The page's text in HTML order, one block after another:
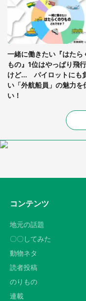
一緒に働きたい『はたら
もの』1位はやっぱり飛
けど... パイロットにも
い「外航船員」の魅力を
い！
コンテンツ
地元の話題
〇〇してみた
動物ネタ
読者投稿
のりもの
連載